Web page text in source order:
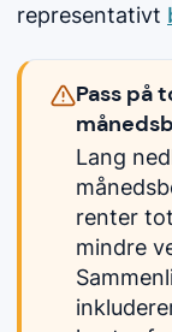
representativt
Pass på
Lang
renter
mindre